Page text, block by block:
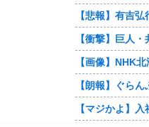
【朗報】ぐら